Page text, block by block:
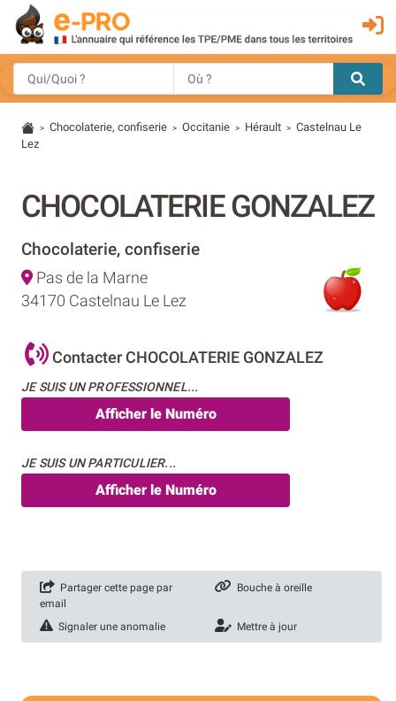
> Chocolaterie, confiserie > Occitanie > Hérault > Castelnau Le
Lez
CHOCOLATERIE GONZALEZ
Chocolaterie, confiserie
Pas de la Marne
34170 Castelnau Le Lez
Contacter CHOCOLATERIE GONZALEZ
JE SUIS UN PROFESSIONNEL...
Afficher le Numéro
JE SUIS UN PARTICULIER...
Afficher le Numéro
Partager cette page par
email
Bouche à oreille
Signaler une anomalie Mettre à jour